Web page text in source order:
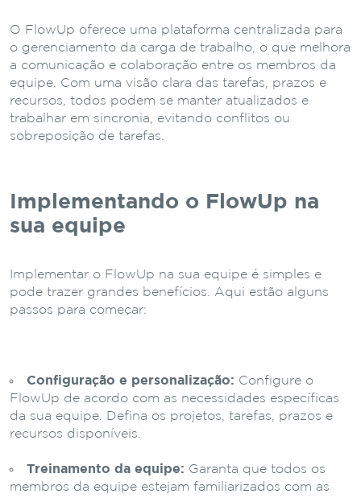
O FlowUp oferece uma plataforma centralizada para
o gerenciamento da carga de trabalho, o que melhora
a comunicação e colaboração entre os membros da
equipe. Com uma visão clara das tarefas, prazos e
recursos, todos podem se manter atualizados e
trabalhar em sincronia, evitando conflitos ou
sobreposição de tarefas.
Implementando o FlowUp na
sua equipe
Implementar o FlowUp na sua equipe é simples e
pode trazer grandes benefícios. Aqui estão alguns
passos para começar:
Configuração e personalização: Configure o
FlowUp de acordo com as necessidades específicas
da sua equipe. Defina os projetos, tarefas, prazos e
recursos disponíveis.
Treinamento da equipe: Garanta que todos os
membros da equipe estejam familiarizados com as